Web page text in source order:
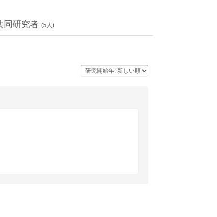
同研究者 (5 人)